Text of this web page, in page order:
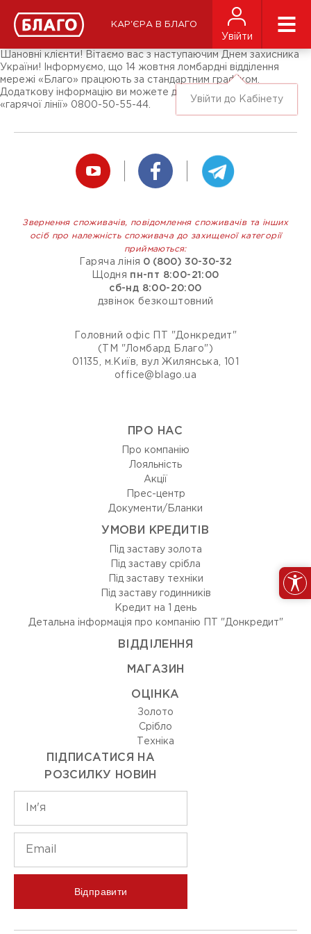
КАР'ЄРА В БЛАГО
Увійти
Увійти до Кабінету
ЗМІ про нас
Підписники соц-мереж
Ярмарки
Шановні клієнти! Вітаємо вас з наступаючим Днем захисника
України! Інформуємо, що 14 жовтня ломбардні відділення
мережі «Благо» працюють за стандартним графіком.
Додаткову інформацію ви можете дізнатись за телефоном
«гарячої лінії» 0800-50-55-44.
Звернення споживачів, повідомлення споживачів та інших
осіб про належність споживача до захищеної категорії
приймаються:
Гаряча лінія 0 (800) 30-30-32
Щодня пн-пт 8:00-21:00
сб-нд 8:00-20:00
дзвінок безкоштовний
Головний офіс ПТ "Донкредит"
(ТМ "Ломбард Благо")
01135, м.Київ, вул Жилянська, 101
office@blago.ua
ПРО НАС
Про компанію
Лояльність
Акції
Прес-центр
Документи/Бланки
УМОВИ КРЕДИТІВ
Під заставу золота
Під заставу срібла
Під заставу техніки
Під заставу годинників
Кредит на 1 день
Детальна інформація про компанію ПТ "Донкредит"
ВIДДIЛЕННЯ
МАГАЗИН
ОЦIНКА
Золото
Срiбло
Технiка
ПІДПИСАТИСЯ НА
РОЗСИЛКУ НОВИН
Відправити